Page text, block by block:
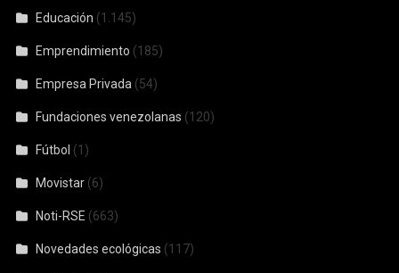
Educación (1.145)
Emprendimiento (185)
Empresa Privada (54)
Fundaciones venezolanas (120)
Fútbol (1)
Movistar (6)
Noti-RSE (663)
Novedades ecológicas (117)